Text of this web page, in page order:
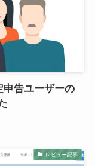
申告ユーザーの
レビュー記事